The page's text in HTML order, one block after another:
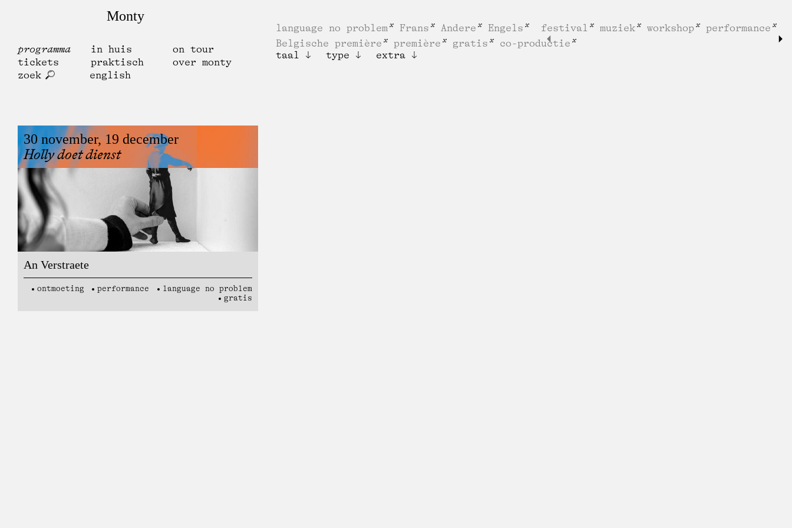
Monty
programma in huis
on tour
tickets
praktisch
over monty
zoek
english
language no problem Frans Andere Engels festival muziek workshop
performance
Belgische première
première gratis
co-productie
taal
type extra
30 november, 19 december
Holly doet dienst
An Verstraete
ontmoeting performance
language no problem
gratis